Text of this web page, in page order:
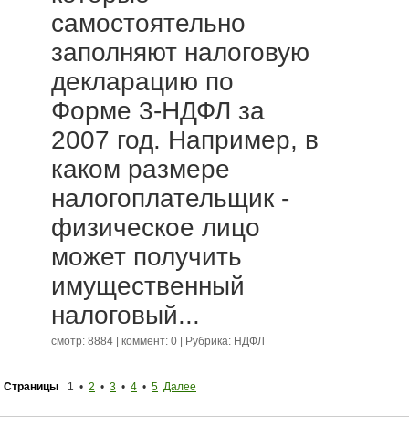
самостоятельно
заполняют налоговую
декларацию по
Форме 3-НДФЛ за
2007 год. Например, в
каком размере
налогоплательщик -
физическое лицо
может получить
имущественный
налоговый...
смотр: 8884 | коммент: 0 | Рубрика: НДФЛ
Страницы 1 • 2 • 3 • 4 • 5 Далее